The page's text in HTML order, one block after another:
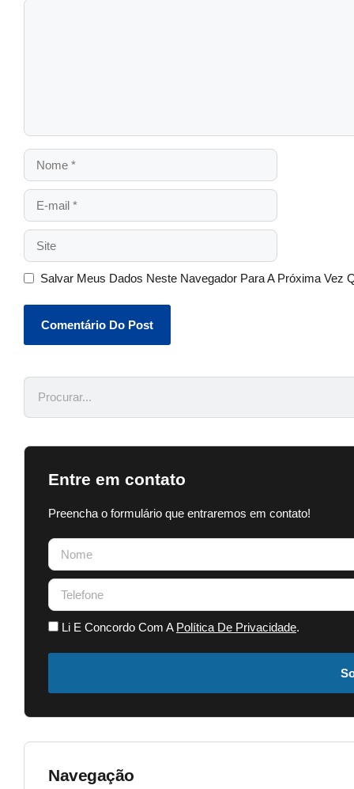
Salvar Meus Dados Neste Navegador Para A Próxima Vez
Entre em contato
Preencha o formulário que entraremos em contato!
Li E Concordo Com A Política De Privacidade.
Navegação